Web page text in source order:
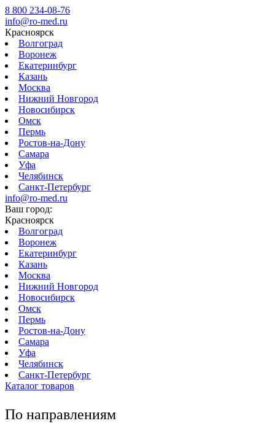
8 800 234-08-76
info@ro-med.ru
Красноярск
Волгоград
Воронеж
Екатеринбург
Казань
Москва
Нижний Новгород
Новосибирск
Омск
Пермь
Ростов-на-Дону
Самара
Уфа
Челябинск
Санкт-Петербург
info@ro-med.ru
Ваш город:
Красноярск
Волгоград
Воронеж
Екатеринбург
Казань
Москва
Нижний Новгород
Новосибирск
Омск
Пермь
Ростов-на-Дону
Самара
Уфа
Челябинск
Санкт-Петербург
Каталог товаров
По направлениям